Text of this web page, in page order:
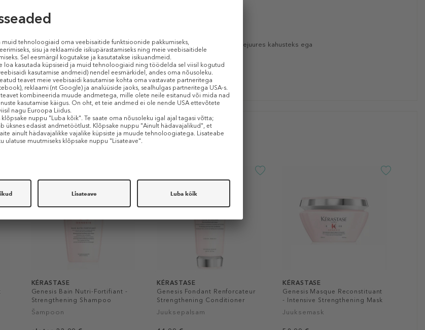
kippuvatele juustele. Kaitseb murdumise eest ja niisutab, ilma juukseid seejuures kahusteks ega
eest.
Sarnased tooted
KÉRASTASE
Genesis Bain Nutri-Fortifiant -
Strengthening Shampoo
Šampoon
KÉRASTASE
Genesis Fondant Renforcateur
Strengthening Conditioner
Juuksepalsam
KÉRASTASE
Genesis Masque Reconstituant
- Intensive Strengthening Mask
Juuksemask